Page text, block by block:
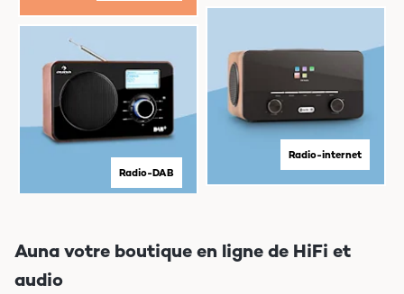
Radio-DAB
Radio-internet
Auna votre boutique en ligne de HiFi et
audio